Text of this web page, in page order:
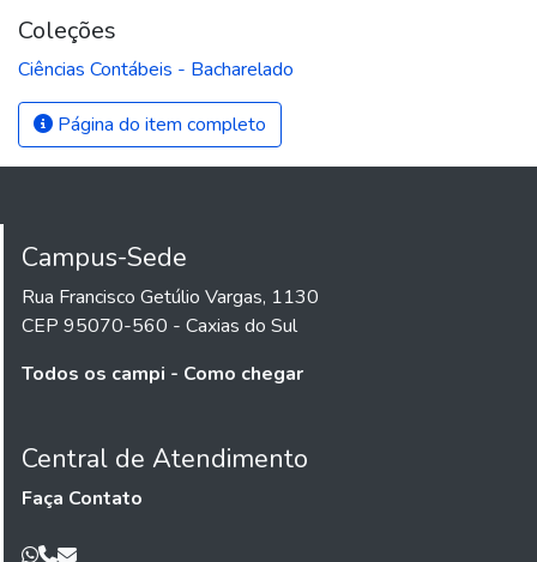
Coleções
Ciências Contábeis - Bacharelado
Página do item completo
Campus-Sede
Rua Francisco Getúlio Vargas, 1130
CEP 95070-560 - Caxias do Sul
Todos os campi - Como chegar
Central de Atendimento
Faça Contato